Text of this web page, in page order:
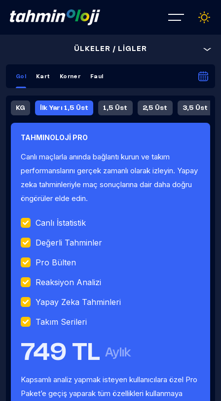
ÜLKELER / LİGLER
Gol Kart Korner Faul
KG İlk Yarı 1,5 Üst 1,5 Üst 2,5 Üst 3,5 Üst
Fauller Ortalama
TAHMINOLOJİ PRO
Canlı maçlarla anında bağlantı kurun ve takım
performanslarını gerçek zamanlı olarak izleyin. Yapay
zeka tahminleriyle maç sonuçlarına dair daha doğru
öngörüler elde edin.
Canlı İstatistik
Değerli Tahminler
Pro Bülten
Reaksiyon Analizi
Yapay Zeka Tahminleri
Takım Serileri
749 TL Aylık
Kapsamlı analiz yapmak isteyen kullanıcılara özel Pro
Paket’e geçiş yaparak tüm özellikleri kullanmaya